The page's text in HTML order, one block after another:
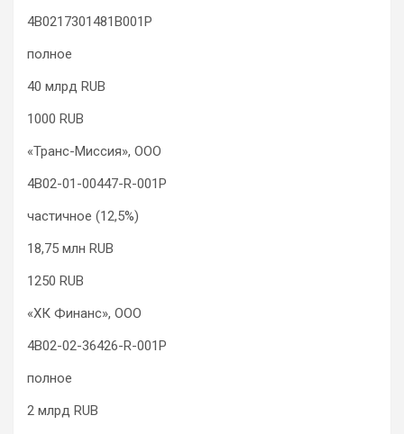
4B0217301481B001P
полное
40 млрд RUB
1000 RUB
«Транс-Миссия», ООО
4B02-01-00447-R-001P
частичное (12,5%)
18,75 млн RUB
1250 RUB
«ХК Финанс», ООО
4B02-02-36426-R-001P
полное
2 млрд RUB